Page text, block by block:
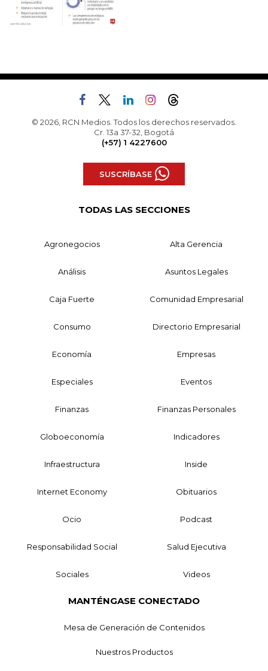
© 2026, RCN Medios. Todos los derechos reservados.
Cr. 13a 37-32, Bogotá
(+57) 1 4227600
SUSCRÍBASE
TODAS LAS SECCIONES
Agronegocios Alta Gerencia
Análisis Asuntos Legales
Caja Fuerte Comunidad Empresarial
Consumo Directorio Empresarial
Economía Empresas
Especiales Eventos
Finanzas Finanzas Personales
Globoeconomía Indicadores
Infraestructura Inside
Internet Economy Obituarios
Ocio Podcast
Responsabilidad Social Salud Ejecutiva
Sociales Videos
MANTÉNGASE CONECTADO
Mesa de Generación de Contenidos
Nuestros Productos